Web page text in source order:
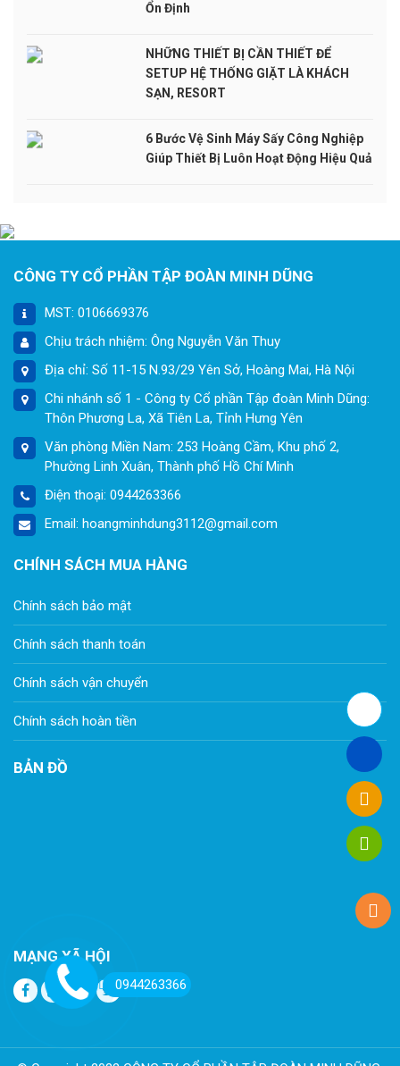
Ổn Định
NHỮNG THIẾT BỊ CẦN THIẾT ĐỂ
SETUP HỆ THỐNG GIẶT LÀ KHÁCH
SẠN, RESORT
6 Bước Vệ Sinh Máy Sấy Công Nghiệp
Giúp Thiết Bị Luôn Hoạt Động Hiệu Quả
0944263366
CÔNG TY CỔ PHẦN TẬP ĐOÀN MINH DŨNG
MST: 0106669376
Chịu trách nhiệm: Ông Nguyễn Văn Thuy
Địa chỉ: Số 11-15 N.93/29 Yên Sở, Hoàng Mai, Hà Nội
Chi nhánh số 1 - Công ty Cổ phần Tập đoàn Minh Dũng:
Thôn Phương La, Xã Tiên La, Tỉnh Hưng Yên
Văn phòng Miền Nam: 253 Hoàng Cầm, Khu phố 2,
Phường Linh Xuân, Thành phố Hồ Chí Minh
Điện thoại: 0944263366
Email: hoangminhdung3112@gmail.com
CHÍNH SÁCH MUA HÀNG
Chính sách bảo mật
Chính sách thanh toán
Chính sách vận chuyển
Chính sách hoàn tiền
BẢN ĐỒ
MẠNG XÃ HỘI